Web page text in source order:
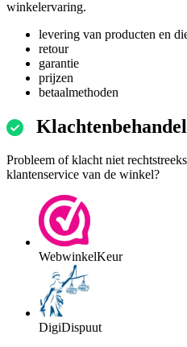
winkelervaring.
levering van producten en
retour
garantie
prijzen
betaalmethoden
Probleem of klacht niet
klantenservice van de winkel?
WebwinkelKeur
DigiDispuut